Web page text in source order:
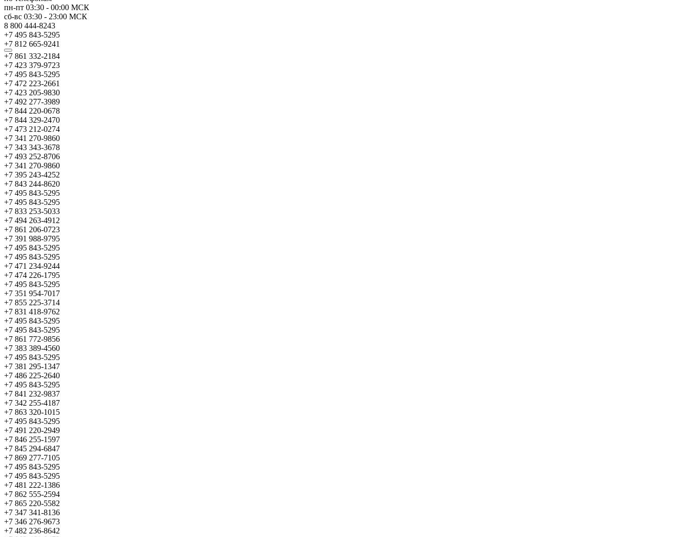
пн-пт 03:30 - 00:00 МСК
сб-вс 03:30 - 23:00 МСК
8 800 444-8243
+7 495 843-5295
+7 812 665-9241
+7 861 332-2184
+7 423 379-9723
+7 495 843-5295
+7 472 223-2661
+7 423 205-9830
+7 492 277-3989
+7 844 220-0678
+7 844 329-2470
+7 473 212-0274
+7 341 270-9860
+7 343 343-3678
+7 493 252-8706
+7 341 270-9860
+7 395 243-4252
+7 843 244-8620
+7 495 843-5295
+7 495 843-5295
+7 833 253-5033
+7 494 263-4912
+7 861 206-0723
+7 391 988-9795
+7 495 843-5295
+7 495 843-5295
+7 471 234-9244
+7 474 226-1795
+7 495 843-5295
+7 351 954-7017
+7 855 225-3714
+7 831 418-9762
+7 495 843-5295
+7 495 843-5295
+7 861 772-9856
+7 383 389-4560
+7 495 843-5295
+7 381 295-1347
+7 486 225-2640
+7 495 843-5295
+7 841 232-9837
+7 342 255-4187
+7 863 320-1015
+7 495 843-5295
+7 491 220-2949
+7 846 255-1597
+7 845 294-6847
+7 869 277-7105
+7 495 843-5295
+7 495 843-5295
+7 481 222-1386
+7 862 555-2594
+7 865 220-5582
+7 347 341-8136
+7 346 276-9673
+7 482 236-8642